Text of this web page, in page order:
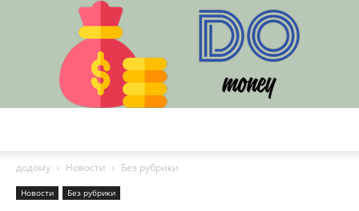
додому
Новости Без рубрики
Новости Без рубрики